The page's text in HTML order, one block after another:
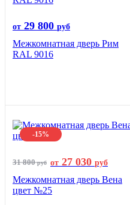
от 29 800 руб
Межкомнатная дверь Рим
RAL 9016
-15%
31 800руб от 27 030 руб
Межкомнатная дверь Вена
цвет №25